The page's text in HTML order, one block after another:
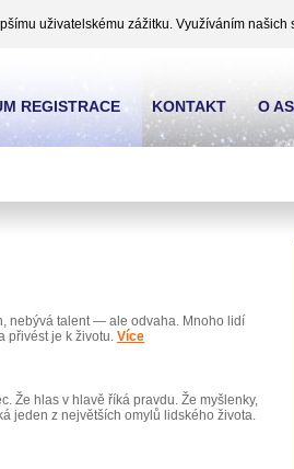
uživatelskému zážitku. Využíváním
nebývá talent — ale odvaha. Mnoho lidí
přivést je k životu. Více
Že hlas v hlavě říká pravdu. Že myšlenky,
jeden z největších omylů lidského života.
REGISTRACE KONTAKT O